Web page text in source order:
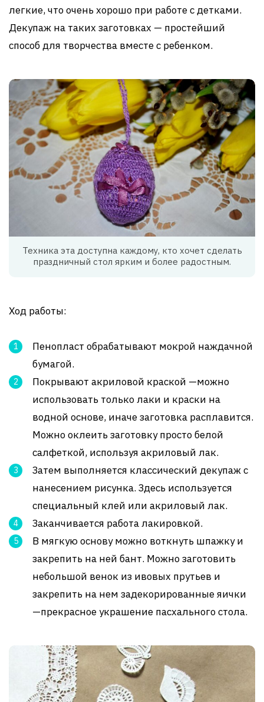
легкие, что очень хорошо при работе с детками.
Декупаж на таких заготовках — простейший
способ для творчества вместе с ребенком.
Техника эта доступна каждому, кто хочет сделать
праздничный стол ярким и более радостным.
Ход работы:
Пенопласт обрабатывают мокрой наждачной
бумагой.
Покрывают акриловой краской —можно
использовать только лаки и краски на
водной основе, иначе заготовка расплавится.
Можно оклеить заготовку просто белой
салфеткой, используя акриловый лак.
Затем выполняется классический декупаж с
нанесением рисунка. Здесь используется
специальный клей или акриловый лак.
Заканчивается работа лакировкой.
В мягкую основу можно воткнуть шпажку и
закрепить на ней бант. Можно заготовить
небольшой венок из ивовых прутьев и
закрепить на нем задекорированные яички
—прекрасное украшение пасхального стола.